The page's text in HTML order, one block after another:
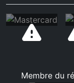
Membre du